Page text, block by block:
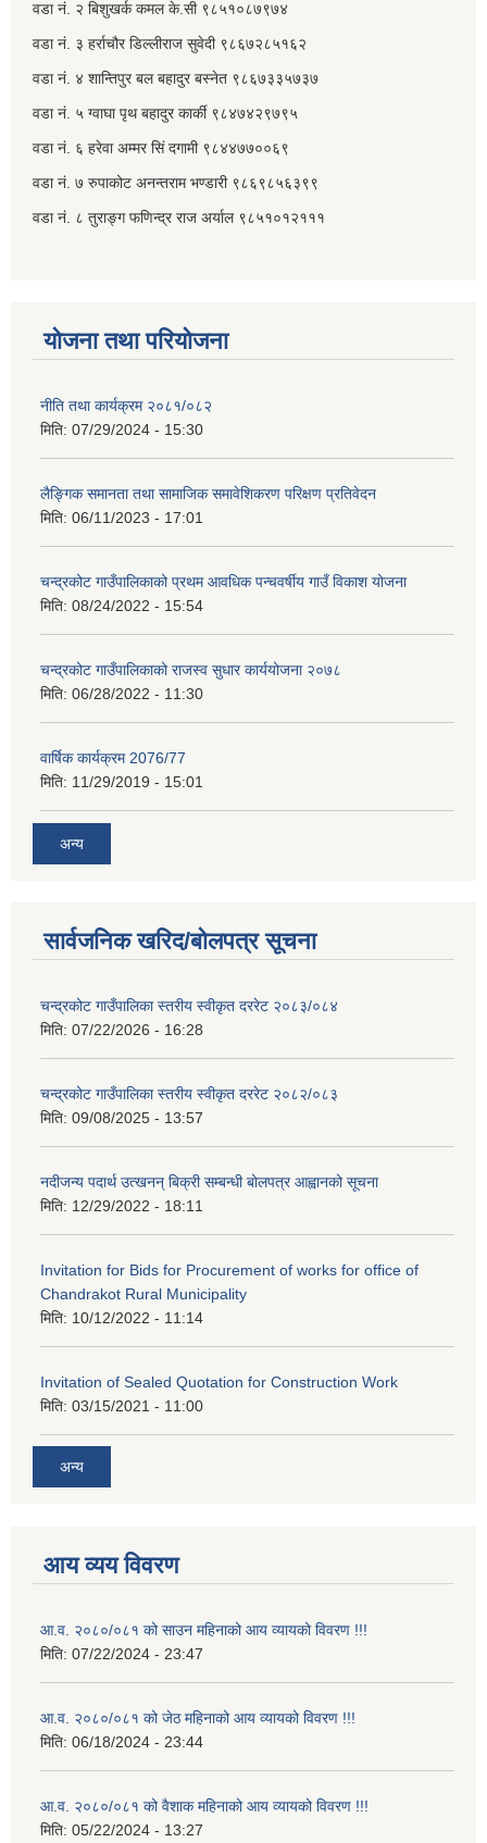
वडा नं. २ ‌‍बिशुखर्क कमल के.सी ९८५१०८७९७४
वडा नं. ३ हर्राचौर डिल्लीराज सुवेदी ९८६७२८५१६२
वडा नं. ४ शान्तिपुर बल बहादुर बस्नेत​ ९८६७३३५७३७
वडा नं. ५ ग्वाघा पृथ बहादुर कार्की ९८४७४२९७९५
वडा नं. ६ हरेवा अम्मर सिं दगामी​ ९८४४७७००६९
वडा नं. ७ ‌‍रुपाकोट अनन्तराम भण्डारी ९८६९८५६३९९
वडा नं. ८ तुराङ्ग फणिन्द्र राज अर्याल ९८५१०१२१११
योजना तथा परियोजना
नीति तथा कार्यक्रम २०८१/०८२
मिति: 07/29/2024 - 15:30
लैङ्गिक समानता तथा सामाजिक समावेशिकरण परिक्षण प्रतिवेदन
मिति: 06/11/2023 - 17:01
चन्द्रकोट गाउँपालिकाको प्रथम आवधिक पन्चवर्षीय गाउँ विकाश योजना
मिति: 08/24/2022 - 15:54
चन्द्रकोट गाउँपालिकाको राजस्व सुधार कार्ययोजना २०७८
मिति: 06/28/2022 - 11:30
वार्षिक कार्यक्रम 2076/77
मिति: 11/29/2019 - 15:01
अन्य
सार्वजनिक खरिद/बोलपत्र सूचना
चन्द्रकोट गाउँपालिका स्तरीय स्वीकृत दररेट २०८३/०८४
मिति: 07/22/2026 - 16:28
चन्द्रकोट गाउँपालिका स्तरीय स्वीकृत दररेट २०८२/०८३
मिति: 09/08/2025 - 13:57
नदीजन्य पदार्थ उत्खनन् बिक्री सम्बन्धी बोलपत्र आह्वानको सूचना
मिति: 12/29/2022 - 18:11
Invitation for Bids for Procurement of works for office of
Chandrakot Rural Municipality
मिति: 10/12/2022 - 11:14
Invitation of Sealed Quotation for Construction Work
मिति: 03/15/2021 - 11:00
अन्य
आय व्यय विवरण
आ.व. २०८०/०८१ को साउन महिनाको आय व्यायको विवरण !!!
मिति: 07/22/2024 - 23:47
आ.व. २०८०/०८१ को जेठ महिनाको आय व्यायको विवरण !!!
मिति: 06/18/2024 - 23:44
आ.व. २०८०/०८१ को वैशाक महिनाको आय व्यायको विवरण !!!
मिति: 05/22/2024 - 13:27